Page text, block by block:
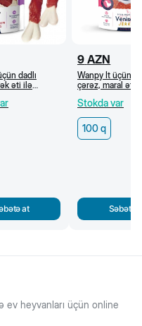
dadlı
əti ilə
at
9 AZN
Wanpy İt üçün
çərəz, maral
Stokda var
100 q
Səbətə
ev heyvanları üçün online